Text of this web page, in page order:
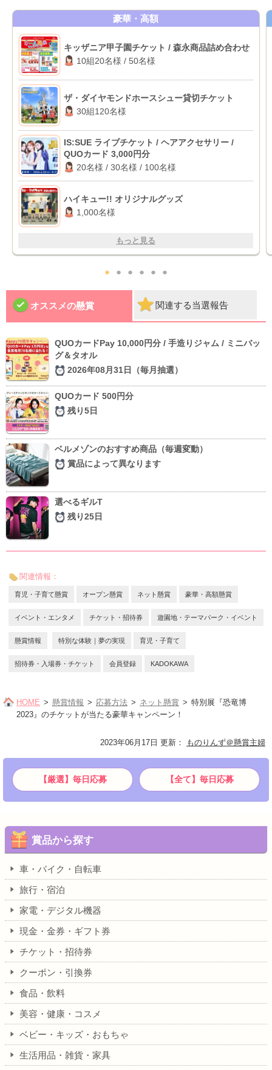
豪華・高額
キッザニア甲子園チケット / 森永商品詰め合わせ
10組20名様 / 50名様
ザ・ダイヤモンドホースシュー貸切チケット
30組120名様
IS:SUE ライブチケット / ヘアアクセサリー /
QUOカード 3,000円分
20名様 / 30名様 / 100名様
ハイキュー!! オリジナルグッズ
1,000名様
もっと見る
● ● ● ● ● ●
オススメの懸賞 関連する当選報告
QUOカードPay 10,000円分 / 手造りジャム / ミニバッ
グ＆タオル
2026年08月31日（毎月抽選）
QUOカード 500円分
残り5日
ベルメゾンのおすすめ商品（毎週変動）
賞品によって異なります
選べるギルT
残り25日
関連情報：
育児・子育て懸賞 オープン懸賞 ネット懸賞 豪華・高額懸賞
イベント・エンタメ チケット・招待券 遊園地・テーマパーク・イベント
懸賞情報 特別な体験｜夢の実現 育児・子育て
招待券・入場券・チケット 会員登録 KADOKAWA
HOME 懸賞情報 応募方法 ネット懸賞
特別展『恐竜博
2023』のチケットが当たる豪華キャンペーン！
2023年06月17日 更新 ： ものりんず＠懸賞主婦
【厳選】毎日応募 【全て】毎日応募
賞品から探す
車・バイク・自転車
旅行・宿泊
家電・デジタル機器
現金・金券・ギフト券
チケット・招待券
クーポン・引換券
食品・飲料
美容・健康・コスメ
ベビー・キッズ・おもちゃ
生活用品・雑貨・家具